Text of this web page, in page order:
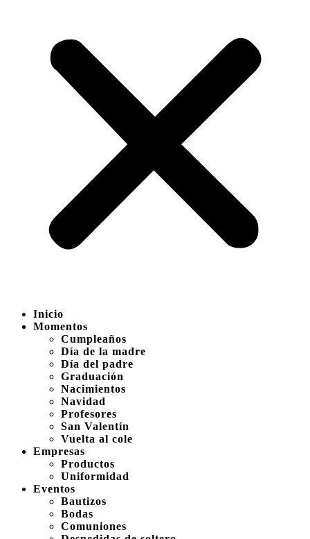
Inicio
Momentos
Cumpleaños
Día de la madre
Día del padre
Graduación
Nacimientos
Navidad
Profesores
San Valentín
Vuelta al cole
Empresas
Productos
Uniformidad
Eventos
Bautizos
Bodas
Comuniones